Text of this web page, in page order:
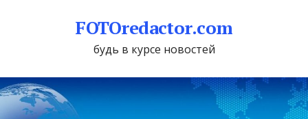
FOTOredactor.com
будь в курсе новостей